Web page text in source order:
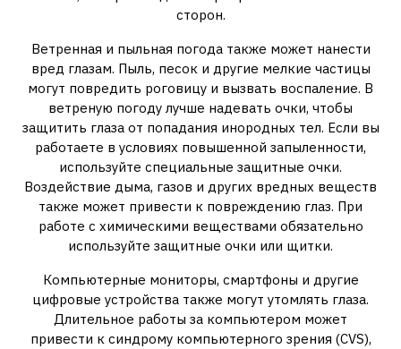
сторон.
Ветренная и пыльная погода также может нанести
вред глазам. Пыль, песок и другие мелкие частицы
могут повредить роговицу и вызвать воспаление. В
ветреную погоду лучше надевать очки, чтобы
защитить глаза от попадания инородных тел. Если вы
работаете в условиях повышенной запыленности,
используйте специальные защитные очки.
Воздействие дыма, газов и других вредных веществ
также может привести к повреждению глаз. При
работе с химическими веществами обязательно
используйте защитные очки или щитки.
Компьютерные мониторы, смартфоны и другие
цифровые устройства также могут утомлять глаза.
Длительное работы за компьютером может
привести к синдрому компьютерного зрения (CVS),